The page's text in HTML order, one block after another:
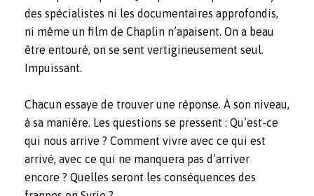
des spécialistes ni les documentaires approfondis,
ni même un film de Chaplin n’apaisent. On a beau
être entouré, on se sent vertigineusement seul.
Impuissant.
Chacun essaye de trouver une réponse. À son niveau,
à sa manière. Les questions se pressent : Qu’est-ce
qui nous arrive ? Comment vivre avec ce qui est
arrivé, avec ce qui ne manquera pas d’arriver
encore ? Quelles seront les conséquences des